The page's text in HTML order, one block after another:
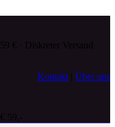
Kontakt
Über uns